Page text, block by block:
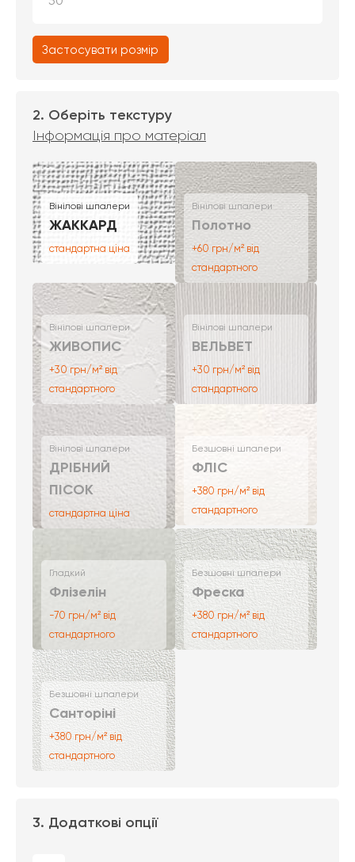
Застосувати розмір
2. Оберіть текстуру
Інформація про матеріал
Вінілові шпалери
ЖАККАРД
стандартна ціна
Вінілові шпалери
Полотно
+60 грн/м² від
стандартного
Вінілові шпалери
ЖИВОПИС
+30 грн/м² від
стандартного
Вінілові шпалери
ВЕЛЬВЕТ
+30 грн/м² від
стандартного
Вінілові шпалери
ДРІБНИЙ
ПІСОК
стандартна ціна
Безшовні шпалери
ФЛІС
+380 грн/м² від
стандартного
Гладкий
Флізелін
-70 грн/м² від
стандартного
Безшовні шпалери
Фреска
+380 грн/м² від
стандартного
Безшовні шпалери
Санторіні
+380 грн/м² від
стандартного
3. Додаткові опції